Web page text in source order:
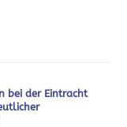
bei der Eintracht